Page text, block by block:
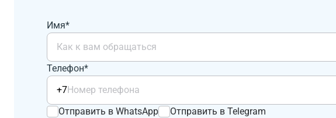
Имя*
Телефон*
+7
Отправить в WhatsApp
Отправить в Telegram